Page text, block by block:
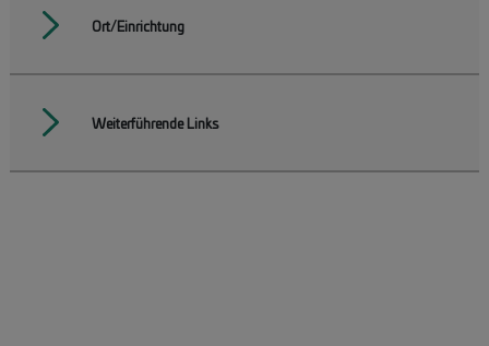
Ort/Einrichtung
Weiterführende Links